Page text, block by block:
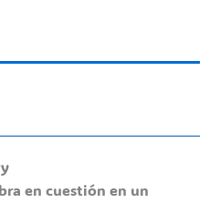
en cuestión en un